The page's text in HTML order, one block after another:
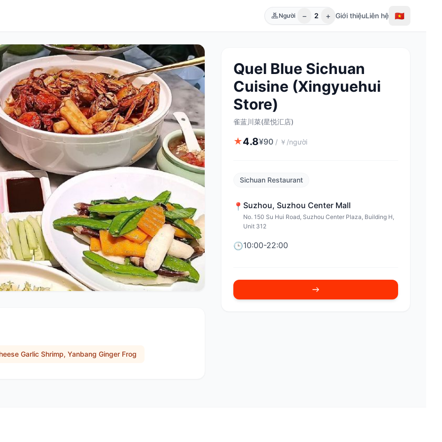
Người − 2 + Giới thiệuLiên hệ 🇻🇳
Quel Blue Sichuan
Cuisine (Xingyuehui
Store)
雀蓝川菜(星悦汇店)
★4.8¥90 / ￥/người
Sichuan Restaurant
📍 Suzhou, Suzhou Center Mall
No. 150 Su Hui Road, Suzhou Center Plaza, Building H,
Unit 312
🕒10:00-22:00
Garlic Shrimp, Yanbang Ginger Frog